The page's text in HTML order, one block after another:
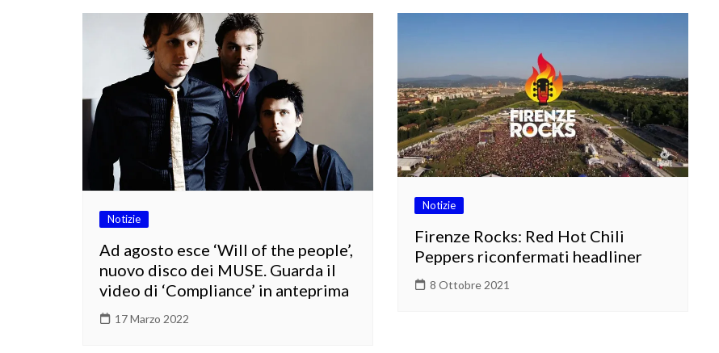
Notizie
Ad agosto esce ‘Will of the people’,
nuovo disco dei MUSE. Guarda il
video di ‘Compliance’ in anteprima
17 Marzo 2022
Notizie
Firenze Rocks: Red Hot Chili
Peppers riconfermati headliner
8 Ottobre 2021